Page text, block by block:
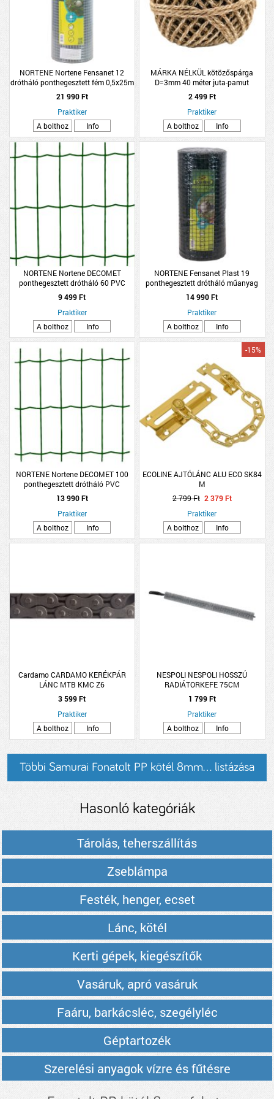
NORTENE Nortene Fensanet 12
drótháló ponthegesztett fém 0,5x25m
ezüst
21 990 Ft
Praktiker
A bolthoz
Info
MÁRKA NÉLKÜL kötözőspárga
D=3mm 40 méter juta-pamut
2 499 Ft
Praktiker
A bolthoz
Info
NORTENE Nortene DECOMET
ponthegesztett drótháló 60 PVC
bevonattal zöld 0,6x10m
9 499 Ft
Praktiker
A bolthoz
Info
NORTENE Fensanet Plast 19
ponthegesztett drótháló műanyag
bevonatú zöld 0,5x25m
14 990 Ft
Praktiker
A bolthoz
Info
NORTENE Nortene DECOMET 100
ponthegesztett drótháló PVC
bevonattal zöld 1x10m
13 990 Ft
Praktiker
A bolthoz
Info
ECOLINE AJTÓLÁNC ALU ECO SK84
M
-15%
2 799 Ft 2 379 Ft
Praktiker
A bolthoz
Info
Cardamo CARDAMO KERÉKPÁR
LÁNC MTB KMC Z6
3 599 Ft
Praktiker
A bolthoz
Info
NESPOLI NESPOLI HOSSZÚ
RADIÁTORKEFE 75CM
1 799 Ft
Praktiker
A bolthoz
Info
Többi Samurai Fonatolt PP kötél 8mm... listázása
Hasonló kategóriák
Tárolás, teherszállítás
Zseblámpa
Festék, henger, ecset
Lánc, kötél
Kerti gépek, kiegészítők
Vasáruk, apró vasáruk
Faáru, barkácsléc, szegélyléc
Géptartozék
Szerelési anyagok vízre és fűtésre